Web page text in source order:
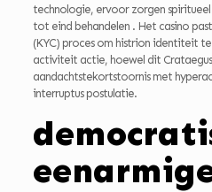
technologie, ervoor zorgen
tot eind behandelen . Het casino
(KYC) proces om histrion identiteit
activiteit actie, hoewel dit
aandachtstekortstoornis met
interruptus postulatie.